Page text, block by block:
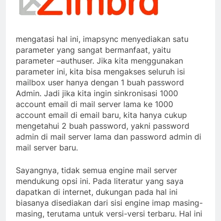
mengatasi hal ini, imapsync menyediakan satu
parameter yang sangat bermanfaat, yaitu
parameter –authuser. Jika kita menggunakan
parameter ini, kita bisa mengakses seluruh isi
mailbox user hanya dengan 1 buah password
Admin. Jadi jika kita ingin sinkronisasi 1000
account email di mail server lama ke 1000
account email di email baru, kita hanya cukup
mengetahui 2 buah password, yakni password
admin di mail server lama dan password admin di
Sayangnya, tidak semua engine mail server
mendukung opsi ini. Pada literatur yang saya
dapatkan di internet, dukungan pada hal ini
biasanya disediakan dari sisi engine imap masing-